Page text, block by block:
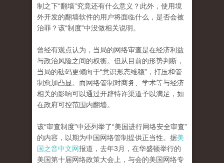
制之下“翻墙”究竟还有什么意义？此外，使用境
外开发的翻墙软件的用户将面临什么，是否会被
治罪？该“制度”中没做相关说明。
曾经有观点认为，当局的网络审查是在经济利益
与政治风险之间的权衡。但从目前的形势判断，
当局的砝码更倾向于“意识形态维稳”，打压和管
制愈加凸显。而网络管制对商务、学术等与经济
相关的影响可以通过开辟特许渠道予以满足，如
在政府可控范围内翻墙。
该“审查制度”中还列举了“美国进行网络安全审查”
的内容，以期为中国网络管制提供正当性。据美
国之音中文网报道，去年3月，在华盛顿举行的
美国第十届网络政策大会上，与会的美国网络专